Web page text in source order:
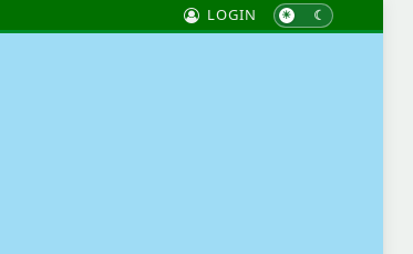
LOGIN